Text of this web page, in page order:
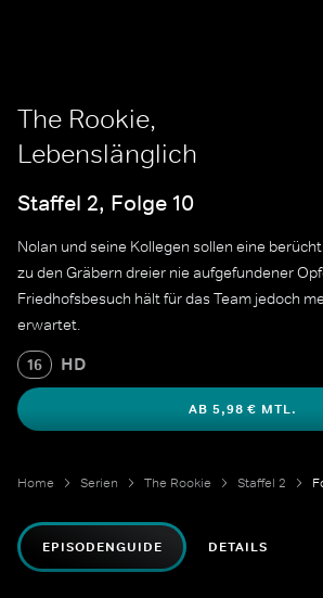
The Rookie,
Lebenslänglich
Staffel 2, Folge 10
Nolan und seine Kollegen sollen eine
zu den Gräbern dreier nie aufgefundener
Friedhofsbesuch hält für das Team jedoch
erwartet.
16 HD
AB 5,98 € MTL.
Home Serien The Rookie Staffel 2
EPISODENGUIDE DETAILS